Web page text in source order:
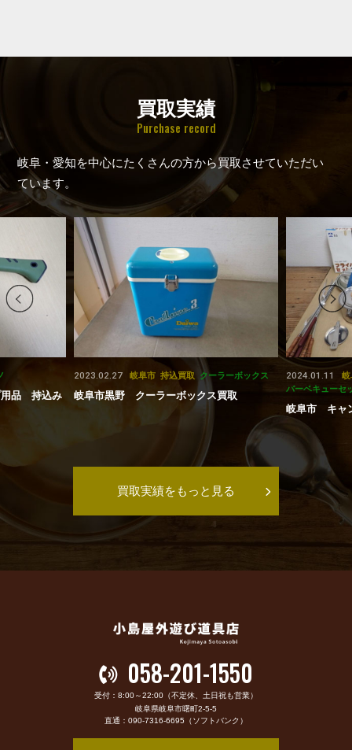
買取実績
Purchase record
岐阜・愛知を中心にたくさんの方から買取させていただい
ています。
用品 持込み
2023.02.27 岐阜市 持込買取 クーラーボックス
岐阜市黒野 クーラーボックス買取
2024.01.11
岐
バーベキューセ
岐阜市 キャ
買取実績をもっと見る
058-201-1550
受付：8:00～22:00（不定休、土日祝も営業）
岐阜県岐阜市曙町2-5-5
直通：090-7316-6695（ソフトバンク）